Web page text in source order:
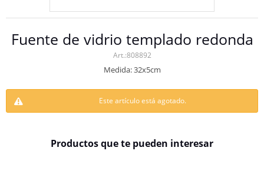
Fuente de vidrio templado redonda
808892
Medida: 32x5cm
Este artículo está agotado.
Productos que te pueden interesar